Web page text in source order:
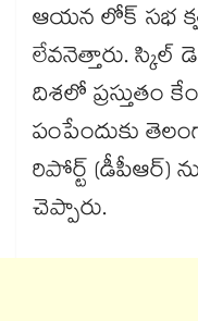
ఆయన లోక్ సభ
లేవనెత్తారు. స్కిల్
దిశలో ప్రస్తుతం
పంపేందుకు
రిపోర్ట్ (డీపీఆర్)
చెప్పారు.